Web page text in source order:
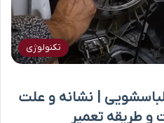
تکنولوژی
| نشانه و علت
و طریقه تعمیر